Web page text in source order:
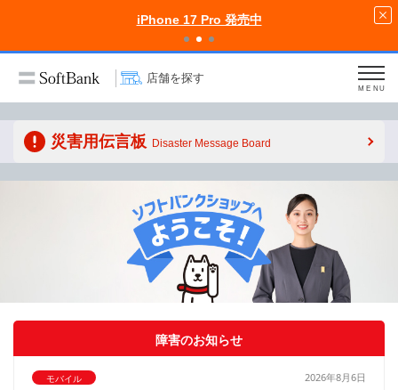
iPhone 17 Pro 発売中
店舗を探す
MENU
災害用伝言板 Disaster Message Board
障害のお知らせ
モバイル 2026年8月6日